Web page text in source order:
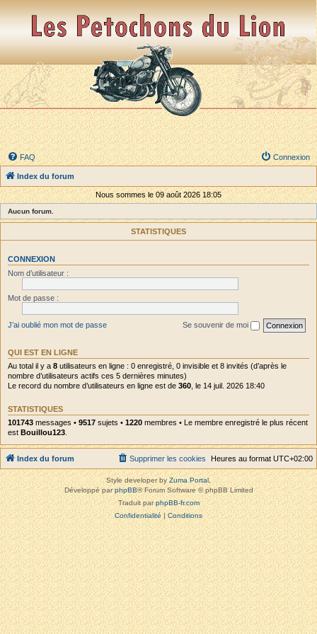
FAQ Connexion
Index du forum
Nous sommes le 09 août 2026 18:05
Aucun forum.
STATISTIQUES
CONNEXION
Nom d’utilisateur :
Mot de passe :
J’ai oublié mon mot de passe Se souvenir de moi
QUI EST EN LIGNE
Au total il y a 8 utilisateurs en ligne : 0 enregistré, 0 invisible et 8 invités (d’après le
nombre d’utilisateurs actifs ces 5 dernières minutes)
Le record du nombre d’utilisateurs en ligne est de 360 , le 14 juil. 2026 18:40
STATISTIQUES
101743 messages • 9517 sujets • 1220 membres • Le membre enregistré le plus récent
est Bouillou123
Index du forum Heures au format UTC+02:00
Supprimer les cookies
Style developer byZuma Portal,
Développé parphpBB® Forum Software © phpBB Limited
Traduit parphpBB-fr.com
Confidentialité|Conditions